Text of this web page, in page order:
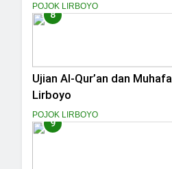
POJOK LIRBOYO
8
Ujian Al-Qur’an dan
Lirboyo
POJOK LIRBOYO
9